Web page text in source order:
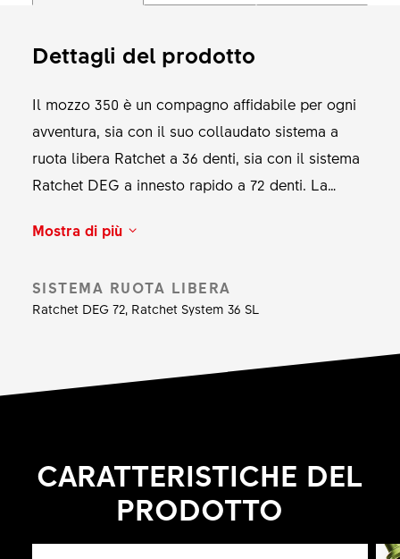
Dettagli del prodotto
Il mozzo 350 è un compagno affidabile per ogni
avventura, sia con il suo collaudato sistema a
ruota libera Ratchet a 36 denti, sia con il sistema
Ratchet DEG a innesto rapido a 72 denti. La
riduce il peso e offre prestazioni eccezionali. In
manutenzione del proprio sistema ruota libera
senza attrezzi speciali, rende possibile la
Swiss ha voluto creare un mozzo capace di
offrire ai ciclisti massima libertà unita a grande
Mostra di più
SISTEMA RUOTA LIBERA
Ratchet DEG 72, Ratchet System 36 SL
CARATTERISTICHE DEL
PRODOTTO